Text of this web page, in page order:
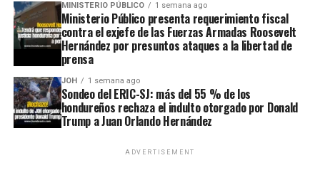
MINISTERIO PÚBLICO 1 semana ago
Ministerio Público presenta requerimiento fiscal
contra el exjefe de las Fuerzas Armadas Roosevelt
Hernández por presuntos ataques a la libertad de
prensa
JOH 1 semana ago
Sondeo del ERIC-SJ: más del 55 % de los
hondureños rechaza el indulto otorgado por Donald
Trump a Juan Orlando Hernández
ADVERTISEMENT